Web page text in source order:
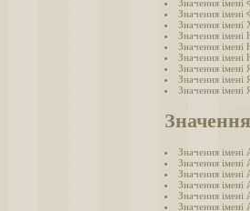
Значення імені
Значення імені
Значення імені
Значення імені
Значення імені
Значення
Значення імені
Значення імені
Значення імені
Значення імені
Значення імені
Значення імені
Значення імені
Значення імені
Значення імені